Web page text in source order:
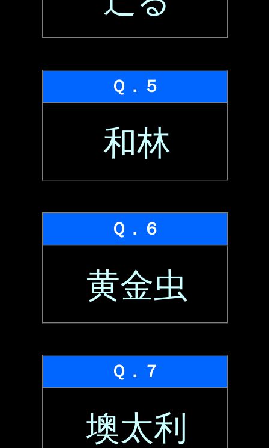
Ｑ．５
和林
Ｑ．６
黄金虫
Ｑ．７
墺太利